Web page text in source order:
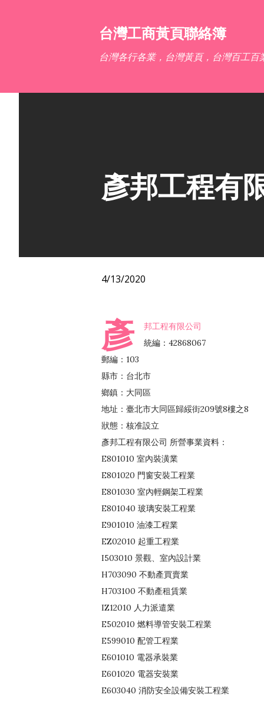
台灣工商黃頁聯絡簿
台灣各行各業，台灣黃頁，台灣百工百
彥邦工程有
4/13/2020
彥
邦工程有限公司
統編：42868067
郵編：103
縣市：台北市
鄉鎮：大同區
地址：臺北市大同區歸綏街209號8樓之8
狀態：核准設立
彥邦工程有限公司 所營事業資料：
E801010 室內裝潢業
E801020 門窗安裝工程業
E801030 室內輕鋼架工程業
E801040 玻璃安裝工程業
E901010 油漆工程業
EZ02010 起重工程業
I503010 景觀、室內設計業
H703090 不動產買賣業
H703100 不動產租賃業
IZ12010 人力派遣業
E502010 燃料導管安裝工程業
E599010 配管工程業
E601010 電器承裝業
E601020 電器安裝業
E603040 消防安全設備安裝工程業